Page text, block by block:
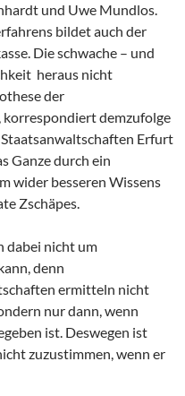
und Uwe Mundlos.
bildet auch der
Die schwache – und
heraus nicht
der
korrespondiert demzufolge
Erfurt
Ganze durch ein
wider besseren Wissens
Zschäpes.
dabei nicht um
denn
ermitteln nicht
nur dann, wenn
ist. Deswegen ist
zuzustimmen, wenn er